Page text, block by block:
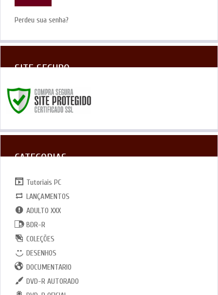
Perdeu sua senha?
SITE SEGURO
CATEGORIAS
Tutoriais PC
LANÇAMENTOS
ADULTO XXX
BDR-R
COLEÇÕES
DESENHOS
DOCUMENTARIO
DVD-R AUTORADO